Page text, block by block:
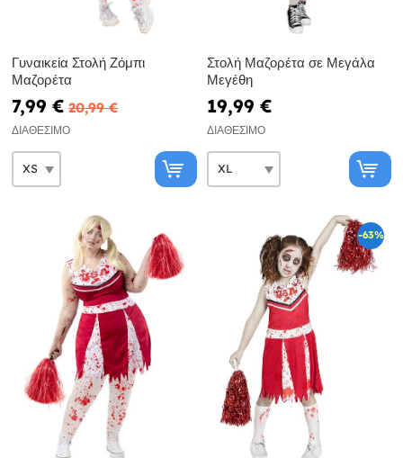
Γυναικεία Στολή Ζόμπι
Μαζορέτα
7,99 € 20,99 €
ΔΙΑΘΈΣΙΜΟ
Στολή Μαζορέτα σε Μεγάλα
Μεγέθη
19,99 €
ΔΙΑΘΈΣΙΜΟ
-63%